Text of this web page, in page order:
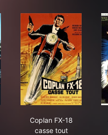
Coplan FX-18
casse tout